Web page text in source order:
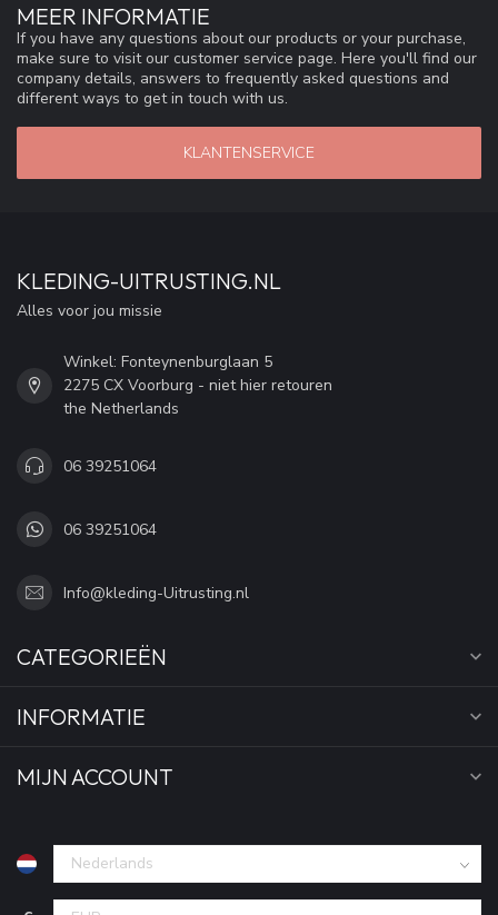
MEER INFORMATIE
If you have any questions about our products or your purchase,
make sure to visit our customer service page. Here you'll find our
company details, answers to frequently asked questions and
different ways to get in touch with us.
KLANTENSERVICE
KLEDING-UITRUSTING.NL
Alles voor jou missie
Winkel: Fonteynenburglaan 5
2275 CX Voorburg - niet hier retouren
the Netherlands
06 39251064
06 39251064
Info@kleding-Uitrusting.nl
CATEGORIEËN
INFORMATIE
MIJN ACCOUNT